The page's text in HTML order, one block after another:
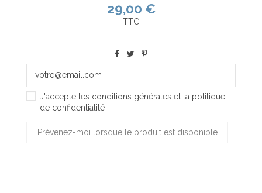
29,00 €
TTC
J'accepte les conditions générales et la politique
de confidentialité